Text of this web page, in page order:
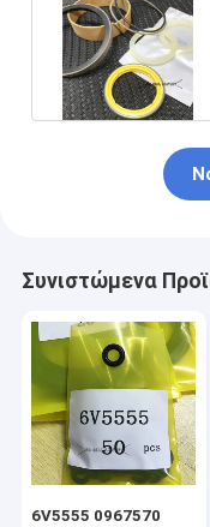
Συνιστώμενα
6V5555 0967570